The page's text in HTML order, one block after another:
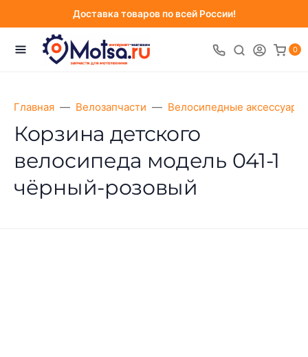
Доставка товаров по всей России!
0
Главная Велозапчасти Велосипедные аксессуары
Корзина детского
велосипеда модель 041-1
чёрный-розовый